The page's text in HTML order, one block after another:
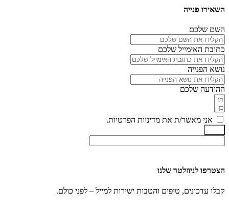
השאירו פנייה
השם שלכם
כתובת האימייל שלכם
נושא הפנייה
ההודעה שלכם
אני מאשר/ת את מדיניות הפרטיות.
הצטרפו לניוזלטר שלנו
קבלו עדכונים, טיפים והטבות ישירות למייל – לפני כולם.